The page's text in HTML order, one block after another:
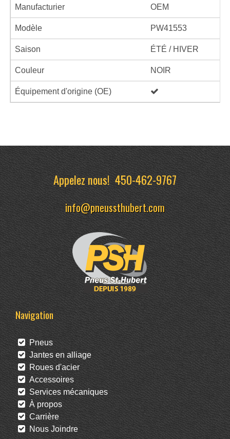
Manufacturier OEM
Modèle PW41553
Saison ÉTÉ / HIVER
Couleur NOIR
Équipement d'origine (OE)
Appelez nous!450-462-9767
info@pneussthubert.com
Navigation
Pneus
Jantes en alliage
Roues d'acier
Accessoires
Services mécaniques
À propos
Carrière
Nous Joindre